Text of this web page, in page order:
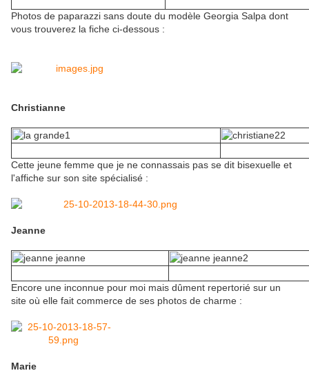
Photos de paparazzi sans doute du modèle Georgia Salpa dont
vous trouverez la fiche ci-dessous :
Christianne
Cette jeune femme que je ne connassais pas se dit bisexuelle et
l'affiche sur son site spécialisé :
Jeanne
Encore une inconnue pour moi mais dûment repertorié sur un
site où elle fait commerce de ses photos de charme :
Marie